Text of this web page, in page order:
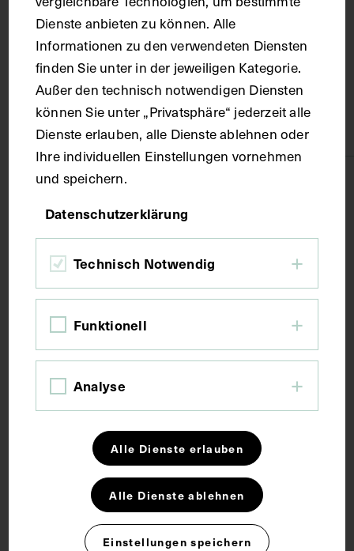
Dolomiten
Material
Papier
Technik
Maße
Bildmaß 8,8 x 12,1 cm
Schlagwörter
Erster Weltkrieg Fotoalbum
Fotografie
Gebirgskrieg
Militärmedizin Soldat
Dienste anbieten zu können. Alle
Informationen zu den verwendeten Diensten
finden Sie unter in der jeweiligen Kategorie.
Außer den technisch notwendigen Diensten
können Sie unter „Privatsphäre“ jederzeit alle
Dienste erlauben, alle Dienste ablehnen oder
Ihre individuellen Einstellungen vornehmen
und speichern.
Datenschutzerklärung
Technisch Notwendig
Funktionell
Analyse
Alle Dienste erlauben
Alle Dienste ablehnen
Einstellungen speichern